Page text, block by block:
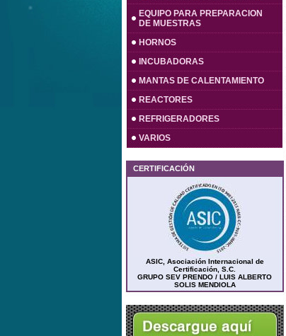
EQUIPO PARA PREPARACION
DE MUESTRAS
HORNOS
INCUBADORAS
MANTAS DE CALENTAMIENTO
REACTORES
REFRIGERADORES
VARIOS
CERTIFICACIÓN
ASIC, Asociación Internacional de
Certificación, S.C.
GRUPO SEV PRENDO / LUIS ALBERTO
SOLIS MENDIOLA